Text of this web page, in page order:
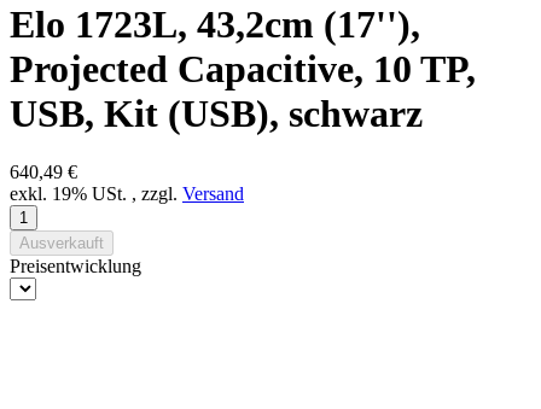
Elo 1723L, 43,2cm (17''),
Projected Capacitive, 10 TP,
USB, Kit (USB), schwarz
640,49 €
exkl. 19% USt. , zzgl. Versand
Ausverkauft
Preisentwicklung